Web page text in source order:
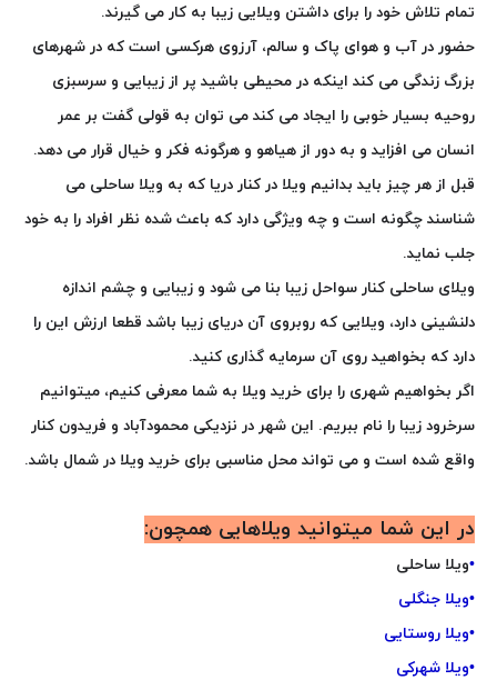
تمام تلاش خود را برای داشتن ویلایی زیبا به کار می گیرند.
حضور در آب و هوای پاک و سالم، آرزوی هرکسی است که در شهرهای
بزرگ زندگی می کند اینکه در محیطی باشید پر از زیبایی و سرسبزی
روحیه بسیار خوبی را ایجاد می کند می توان به قولی گفت بر عمر
انسان می افزاید و به دور از هیاهو و هرگونه فکر و خیال قرار می دهد.
قبل از هر چیز باید بدانیم ویلا در کنار دریا که به ویلا ساحلی می
شناسند چگونه است و چه ویژگی دارد که باعث شده نظر افراد را به خود
جلب نماید.
ویلای ساحلی کنار سواحل زیبا بنا می شود و زیبایی و چشم اندازه
دلنشینی دارد، ویلایی که روبروی آن دریای زیبا باشد قطعا ارزش این را
دارد که بخواهید روی آن سرمایه گذاری کنید.
اگر بخواهیم شهری را برای خرید ویلا به شما معرفی کنیم، میتوانیم
سرخرود زیبا را نام ببریم. این شهر در نزدیکی محمودآباد و فریدون کنار
واقع شده است و می تواند محل مناسبی برای خرید ویلا در شمال باشد.
در این شما میتوانید ویلاهایی همچون:
•ویلا ساحلی
•ویلا جنگلی
•ویلا روستایی
•ویلا شهرکی